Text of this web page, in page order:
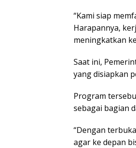
“Kami siap
Harapannya,
meningkatkan
Saat ini,
yang disiapkan
Program
sebagai bagian
“Dengan
agar ke depan